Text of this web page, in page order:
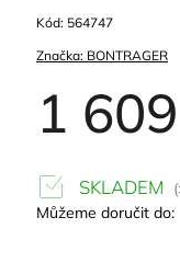
Značka: BONTRAGER
1
Kód: 564747
SKLADEM
Můžeme doručit do: